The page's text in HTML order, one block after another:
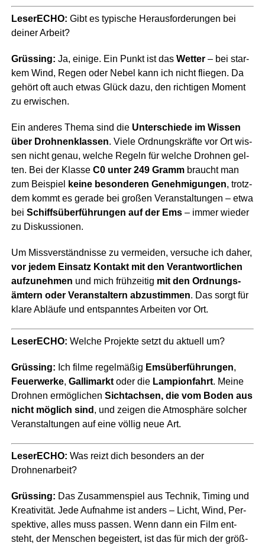
Lese­r­ECHO: Gibt es typi­sche Her­aus­for­de­run­gen bei
dei­ner Arbeit?
Grüs­sing: Ja, eini­ge. Ein Punkt ist das Wet­ter– bei star­
kem Wind, Regen oder Nebel kann ich nicht flie­gen. Da
gehört oft auch etwas Glück dazu, den rich­ti­gen Moment
zu erwischen.
Ein ande­res The­ma sind die Unter­schie­de im Wis­sen
über Droh­nen­klas­sen. Vie­le Ord­nungs­kräf­te vor Ort wis­
sen nicht genau, wel­che Regeln für wel­che Droh­nen gel­
ten. Bei der Klas­se C0 unter 249 Grammbraucht man
zum Bei­spiel
kei­ne beson­de­ren Geneh­mi­gun­gen, trotz­
dem kommt es gera­de bei gro­ßen Ver­an­stal­tun­gen – etwa
bei Schiffs­über­füh­run­gen auf der Ems– immer wie­der
zu Diskussionen.
Um Miss­ver­ständ­nis­se zu ver­mei­den, ver­su­che ich daher,
vor jedem Ein­satz Kon­takt mit den Ver­ant­wort­li­chen
auf­zu­neh­men und mich früh­zei­tig mit den Ord­nungs­
äm­tern oder Ver­an­stal­tern abzu­stim­men. Das sorgt für
kla­re Abläu­fe und ent­spann­tes Arbei­ten vor Ort.
Lese­r­ECHO: Wel­che Pro­jek­te setzt du aktu­ell um?
Grüs­sing: Ich fil­me regel­mä­ßig Ems­über­füh­run­gen,
Feu­er­wer­ke, Gal­li­marktoder die Lam­pion­fahrt. Mei­ne
Droh­nen ermög­li­chen Sicht­ach­sen, die vom Boden aus
nicht mög­lich sind , und zei­gen die Atmo­sphä­re sol­cher
Ver­an­stal­tun­gen auf eine völ­lig neue Art.
Lese­r­ECHO: Was reizt dich beson­ders an der
Drohnenarbeit?
Grüs­sing: Das Zusam­men­spiel aus Tech­nik, Timing und
Krea­ti­vi­tät. Jede Auf­nah­me ist anders – Licht, Wind, Per­
spek­ti­ve, alles muss pas­sen. Wenn dann ein Film ent­
steht, der Men­schen begeis­tert, ist das für mich der größ­